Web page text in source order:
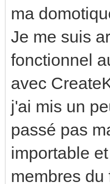
ma
Je me suis
fonctionnel
avec
j'ai mis un
passé pas
importable
membres